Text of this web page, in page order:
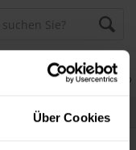
Über Cookies
040 60 77 65 23
Warenkorb
Mein Konto